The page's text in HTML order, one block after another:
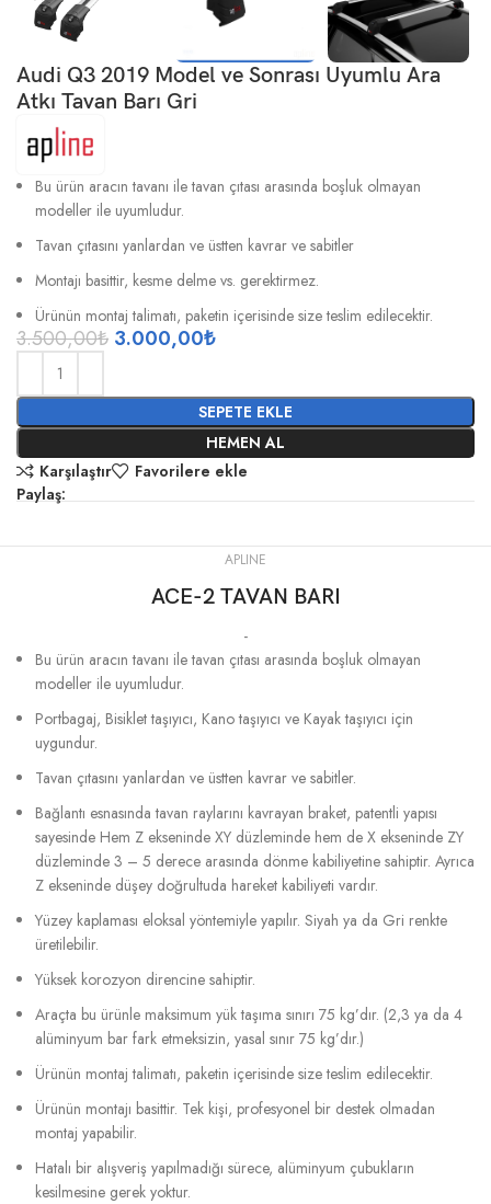
Audi Q3 2019 Model ve Sonrası Uyumlu Ara
Atkı Tavan Barı Gri
Bu ürün aracın tavanı ile tavan çıtası arasında boşluk olmayan
modeller ile uyumludur.
Tavan çıtasını yanlardan ve üstten kavrar ve sabitler
Montajı basittir, kesme delme vs. gerektirmez.
Ürünün montaj talimatı, paketin içerisinde size teslim edilecektir.
3.500,00₺ 3.000,00₺
SEPETE EKLE
HEMEN AL
Karşılaştır
Favorilere ekle
Paylaş:
APLINE
ACE-2 TAVAN BARI
-
Bu ürün aracın tavanı ile tavan çıtası arasında boşluk olmayan
modeller ile uyumludur.
Portbagaj, Bisiklet taşıyıcı, Kano taşıyıcı ve Kayak taşıyıcı için
uygundur.
Tavan çıtasını yanlardan ve üstten kavrar ve sabitler.
Bağlantı esnasında tavan raylarını kavrayan braket, patentli yapısı
sayesinde Hem Z ekseninde XY düzleminde hem de X ekseninde ZY
düzleminde 3 – 5 derece arasında dönme kabiliyetine sahiptir. Ayrıca
Z ekseninde düşey doğrultuda hareket kabiliyeti vardır.
Yüzey kaplaması eloksal yöntemiyle yapılır. Siyah ya da Gri renkte
üretilebilir.
Yüksek korozyon direncine sahiptir.
Araçta bu ürünle maksimum yük taşıma sınırı 75 kg’dır. (2,3 ya da 4
alüminyum bar fark etmeksizin, yasal sınır 75 kg’dır.)
Ürünün montaj talimatı, paketin içerisinde size teslim edilecektir.
Ürünün montajı basittir. Tek kişi, profesyonel bir destek olmadan
montaj yapabilir.
Hatalı bir alışveriş yapılmadığı sürece, alüminyum çubukların
kesilmesine gerek yoktur.